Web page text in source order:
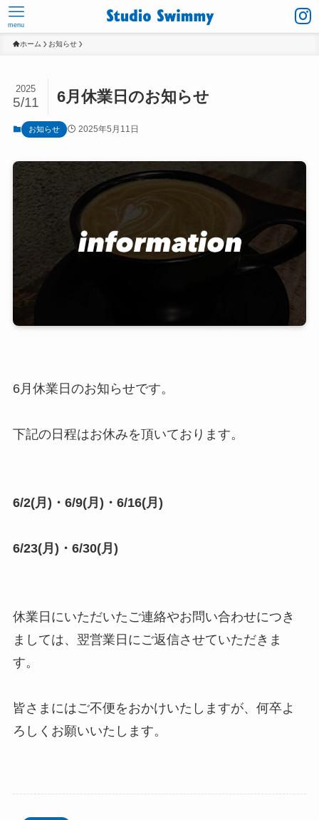
menu
ホーム お知らせ
6月休業日のお知らせ
2025
5/11
お知らせ 2025年5月11日
6月休業日のお知らせです。
下記の日程はお休みを頂いております。
6/2(月)・6/9(月)・6/16(月)
6/23(月)・6/30(月)
休業日にいただいたご連絡やお問い合わせにつき
ましては、翌営業日にご返信させていただきま
す。
皆さまにはご不便をおかけいたしますが、何卒よ
ろしくお願いいたします。